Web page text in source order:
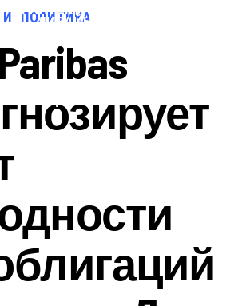
АРХИТЕКТУРА И
ДИЗАЙН
ПОЛИТИКА